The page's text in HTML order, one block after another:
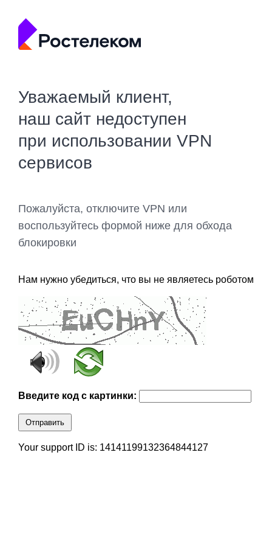
Уважаемый клиент,
наш сайт недоступен
при использовании VPN
сервисов
Пожалуйста, отключите VPN или
воспользуйтесь формой ниже для обхода
блокировки
Нам нужно убедиться, что вы не являетесь роботом
Введите код с картинки:
Отправить
Your support ID is: 14141199132364844127